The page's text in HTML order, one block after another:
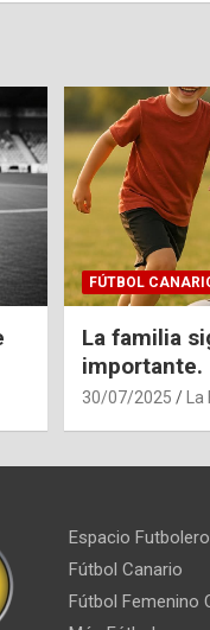
FÚTBOL
La familia
importante.
30/07/2025 La
Espacio Futbolero
Fútbol Canario
Fútbol Femenino